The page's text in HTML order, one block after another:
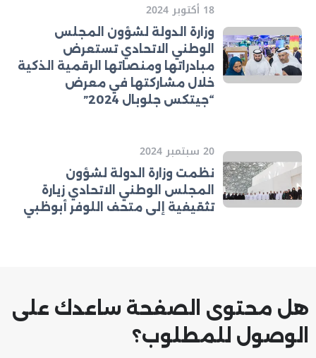
18 أكتوبر 2024
وزارة الدولة لشؤون المجلس
الوطني الاتحادي تستعرض
مبادراتها ومنصاتها الرقمية الذكية
خلال مشاركتها في معرض
“جيتكس جلوبال 2024”
20 سبتمبر 2024
نظمت وزارة الدولة لشؤون
المجلس الوطني الاتحادي زيارة
تثقيفية إلى متحف اللوفر أبوظبي
هل محتوى الصفحة ساعدك على
الوصول للمطلوب؟